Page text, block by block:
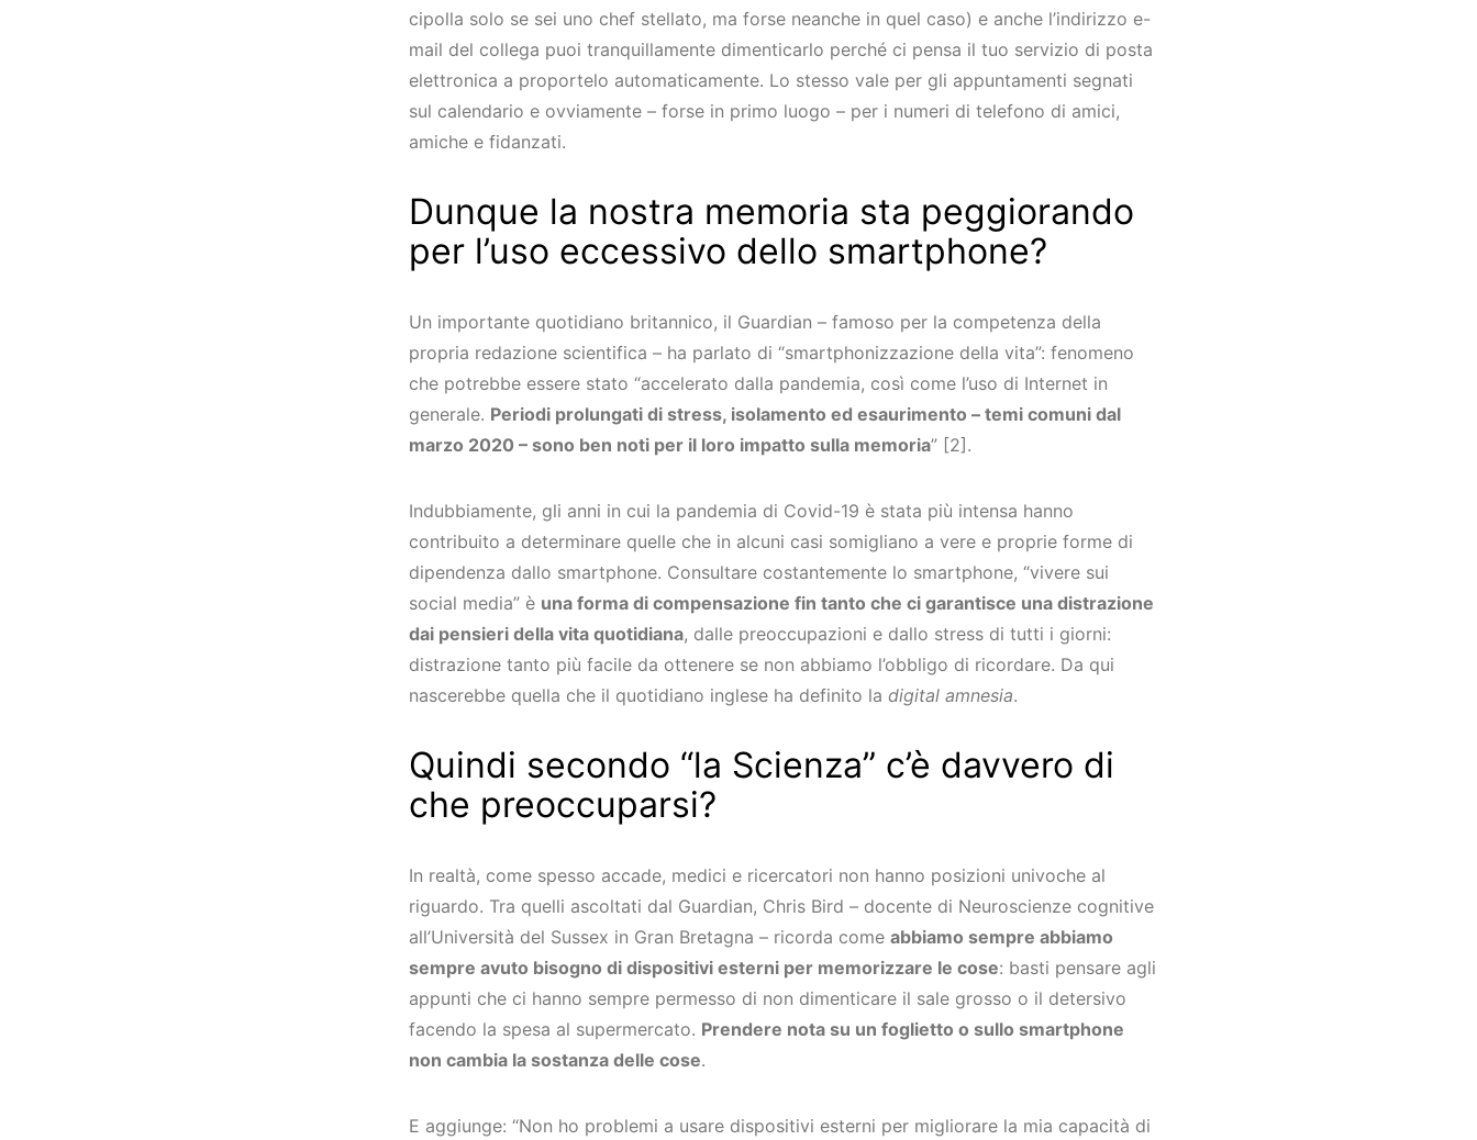
cipolla solo se sei uno chef stellato, ma forse neanche in quel caso) e anche l’indirizzo e-
mail del collega puoi tranquillamente dimenticarlo perché ci pensa il tuo servizio di posta
elettronica a proportelo automaticamente. Lo stesso vale per gli appuntamenti segnati
sul calendario e ovviamente – forse in primo luogo – per i numeri di telefono di amici,
amiche e fidanzati.
Dunque la nostra memoria sta peggiorando
per l’uso eccessivo dello smartphone?
Un importante quotidiano britannico, il Guardian – famoso per la competenza della
propria redazione scientifica – ha parlato di “smartphonizzazione della vita”: fenomeno
che potrebbe essere stato “accelerato dalla pandemia, così come l’uso di Internet in
generale. Periodi prolungati di stress, isolamento ed esaurimento – temi comuni dal
marzo 2020 – sono ben noti per il loro impatto sulla memoria” [2].
Indubbiamente, gli anni in cui la pandemia di Covid-19 è stata più intensa hanno
contribuito a determinare quelle che in alcuni casi somigliano a vere e proprie forme di
dipendenza dallo smartphone. Consultare costantemente lo smartphone, “vivere sui
social media” è una forma di compensazione fin tanto che ci garantisce una distrazione
dai pensieri della vita quotidiana, dalle preoccupazioni e dallo stress di tutti i giorni:
distrazione tanto più facile da ottenere se non abbiamo l’obbligo di ricordare. Da qui
nascerebbe quella che il quotidiano inglese ha definito la digital amnesia.
Quindi secondo “la Scienza” c’è davvero di
che preoccuparsi?
In realtà, come spesso accade, medici e ricercatori non hanno posizioni univoche al
riguardo. Tra quelli ascoltati dal Guardian, Chris Bird – docente di Neuroscienze cognitive
all’Università del Sussex in Gran Bretagna – ricorda come abbiamo sempre abbiamo
sempre avuto bisogno di dispositivi esterni per memorizzare le cose: basti pensare agli
appunti che ci hanno sempre permesso di non dimenticare il sale grosso o il detersivo
facendo la spesa al supermercato. Prendere nota su un foglietto o sullo smartphone
non cambia la sostanza delle cose.
E aggiunge: “Non ho problemi a usare dispositivi esterni per migliorare la mia capacità di